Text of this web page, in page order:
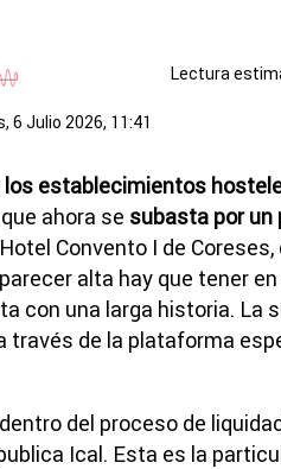
Lectura
6 Julio 2026, 11:41
los establecimientos
que ahora se subasta por un
Convento I de
alta hay que tener
con una larga historia. La
través de la plataforma
del proceso de
Ical. Esta es la